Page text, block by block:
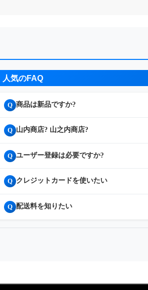
人気のFAQ
Q 商品は新品ですか?
Q 山内商店? 山之内商店?
Q ユーザー登録は必要ですか?
Q クレジットカードを使いたい
Q 配送料を知りたい